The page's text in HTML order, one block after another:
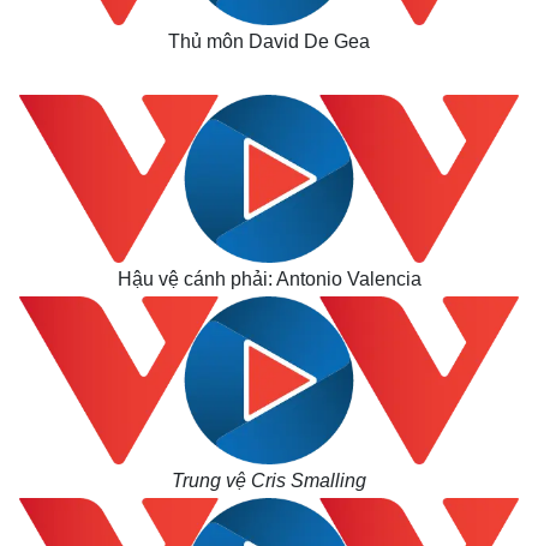
Thủ môn David De Gea
Hậu vệ cánh phải: Antonio Valencia
Trung vệ Cris Smalling